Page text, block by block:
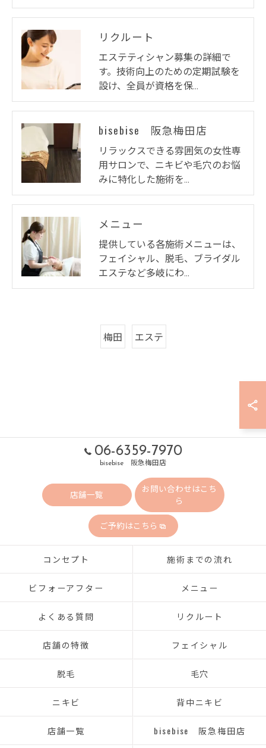
リクルート
エステティシャン募集の詳細で
す。技術向上のための定期試験を
設け、全員が資格を保…
bisebise 阪急梅田店
リラックスできる雰囲気の女性専
用サロンで、ニキビや毛穴のお悩
みに特化した施術を…
メニュー
提供している各施術メニューは、
フェイシャル、脱毛、ブライダル
エステなど多岐にわ…
梅田 エステ
06-6359-7970
bisebise 阪急梅田店
店舗一覧
お問い合わせはこち
ら
ご予約はこちら
コンセプト 施術までの流れ
ビフォーアフター メニュー
よくある質問 リクルート
店舗の特徴 フェイシャル
脱毛 毛穴
ニキビ 背中ニキビ
店舗一覧 bisebise 阪急梅田店